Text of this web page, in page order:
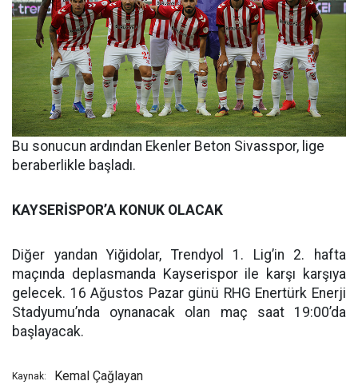
Bu sonucun ardından Ekenler Beton Sivasspor, lige
beraberlikle başladı.
KAYSERİSPOR’A KONUK OLACAK
Diğer yandan Yiğidolar, Trendyol 1. Lig’in 2. hafta
maçında deplasmanda Kayserispor ile karşı karşıya
gelecek. 16 Ağustos Pazar günü RHG Enertürk Enerji
Stadyumu’nda oynanacak olan maç saat 19:00’da
başlayacak.
Kaynak: Kemal Çağlayan